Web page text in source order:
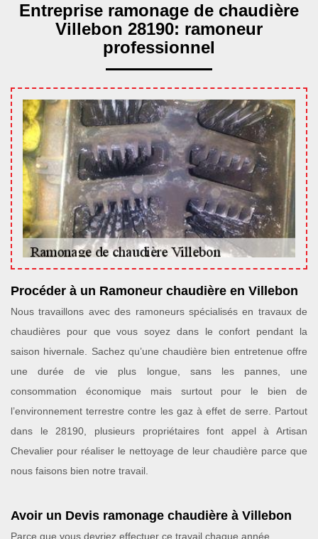
Entreprise ramonage de chaudière
Villebon 28190: ramoneur
professionnel
Procéder à un Ramoneur chaudière en Villebon
Nous travaillons avec des ramoneurs spécialisés en travaux de
chaudières pour que vous soyez dans le confort pendant la
saison hivernale. Sachez qu’une chaudière bien entretenue offre
une durée de vie plus longue, sans les pannes, une
consommation économique mais surtout pour le bien de
l’environnement terrestre contre les gaz à effet de serre. Partout
dans le 28190, plusieurs propriétaires font appel à Artisan
Chevalier pour réaliser le nettoyage de leur chaudière parce que
nous faisons bien notre travail.
Avoir un Devis ramonage chaudière à Villebon
Parce que vous devriez effectuer ce travail chaque année,